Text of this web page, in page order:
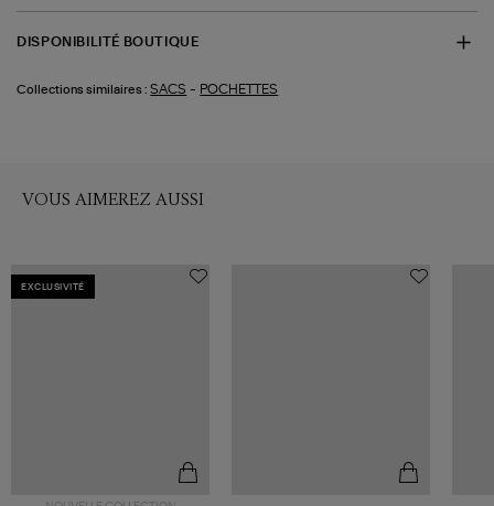
DISPONIBILITÉ BOUTIQUE
Collections similaires : SACS - POCHETTES
VOUS AIMEREZ AUSSI
EXCLUSIVITÉ